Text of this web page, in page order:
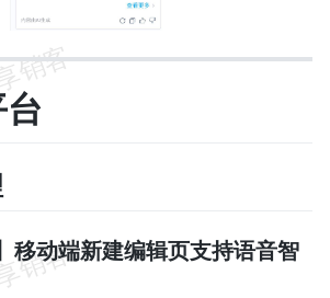
移动端新建编辑页支持语音智